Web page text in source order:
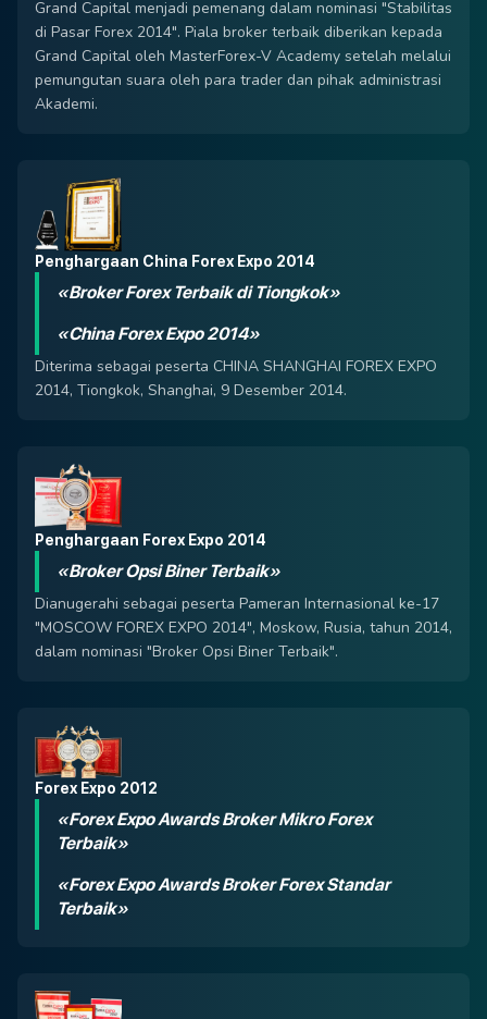
Grand Capital menjadi pemenang dalam nominasi "Stabilitas
di Pasar Forex 2014". Piala broker terbaik diberikan kepada
Grand Capital oleh MasterForex-V Academy setelah melalui
pemungutan suara oleh para trader dan pihak administrasi
Akademi.
Penghargaan China Forex Expo 2014
«Broker Forex Terbaik di Tiongkok»
«China Forex Expo 2014»
Diterima sebagai peserta CHINA SHANGHAI FOREX EXPO
2014, Tiongkok, Shanghai, 9 Desember 2014.
Penghargaan Forex Expo 2014
«Broker Opsi Biner Terbaik»
Dianugerahi sebagai peserta Pameran Internasional ke-17
"MOSCOW FOREX EXPO 2014", Moskow, Rusia, tahun 2014,
dalam nominasi "Broker Opsi Biner Terbaik".
Forex Expo 2012
«Forex Expo Awards Broker Mikro Forex
Terbaik»
«Forex Expo Awards Broker Forex Standar
Terbaik»